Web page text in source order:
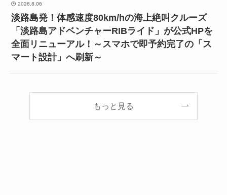
2026.8.06
淡路島発！体感速度80km/hの海上絶叫クルーズ
「淡路島アドベンチャーRIBライド」が公式HPを
全面リニューアル！～スマホで即予約完了の「ス
マート設計」へ刷新～
もっと見る